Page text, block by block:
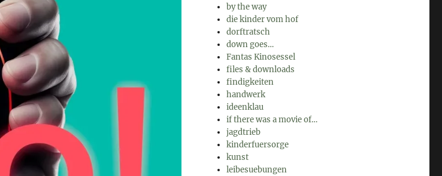
by the way
die kinder vom hof
dorftratsch
down goes…
Fantas Kinosessel
files & downloads
findigkeiten
handwerk
ideenklau
if there was a movie of…
jagdtrieb
kinderfuersorge
kunst
leibesuebungen